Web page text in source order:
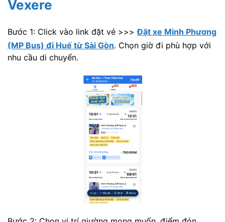
Vexere
Bước 1: Click vào link đặt vé >>>Đặt xe Minh Phương
(MP Bus) đi Huế từ Sài Gòn. Chọn giờ đi phù hợp với
nhu cầu di chuyển.